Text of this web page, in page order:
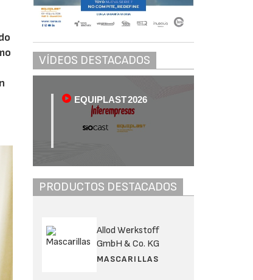
VÍDEOS DESTACADOS
EQUIPLAST 2026
PRODUCTOS DESTACADOS
Allod Werkstoff
GmbH & Co. KG
MASCARILLAS